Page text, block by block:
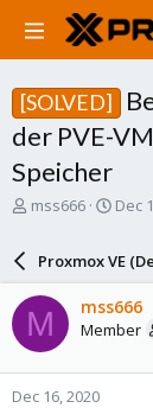
[SOLVED]
der PVE-
Speicher
T
a
d
s
t
a
r
mss666
S
r
t
d
a
e
Dec
Proxmox VE
M mss666
Member
Dec 16, 2020